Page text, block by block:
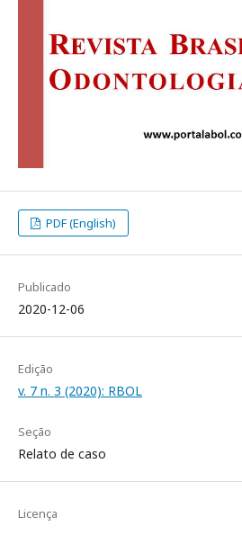
PDF (English)
Publicado
2020-12-06
Edição
v. 7 n. 3 (2020): RBOL
Seção
Relato de caso
Licença